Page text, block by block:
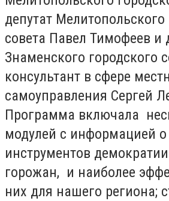
депутат Мелитопольского
совета Павел Тимофеев и
Знаменского городского
консультант в сфере
самоуправления Сергей
Программа включала
модулей с информацией о
инструментов
горожан, и наиболее
них для нашего региона;